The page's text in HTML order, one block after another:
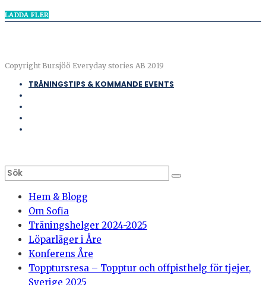
LADDA FLER
Copyright Bursjöö Everyday stories AB 2019
TRÄNINGSTIPS & KOMMANDE EVENTS
Hem & Blogg
Om Sofia
Träningshelger 2024-2025
Löparläger i Åre
Konferens Åre
Topptursresa – Topptur och offpisthelg för tjejer,
Sverige 2025